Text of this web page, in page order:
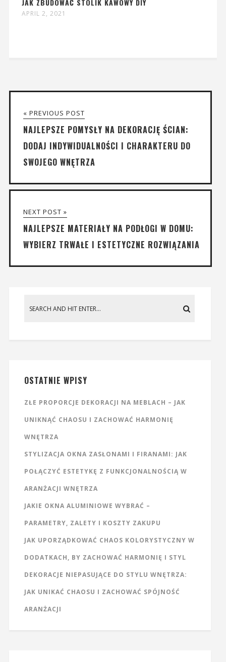
JAK ZBUDOWAĆ STOLIK KAWOWY DIY
APRIL 2, 2021
« PREVIOUS POST
NAJLEPSZE POMYSŁY NA DEKORACJĘ ŚCIAN:
DODAJ INDYWIDUALNOŚCI I CHARAKTERU DO
SWOJEGO WNĘTRZA
NEXT POST »
NAJLEPSZE MATERIAŁY NA PODŁOGI W DOMU:
WYBIERZ TRWAŁE I ESTETYCZNE ROZWIĄZANIA
OSTATNIE WPISY
ZŁE PROPORCJE DEKORACJI NA MEBLACH – JAK
UNIKNĄĆ CHAOSU I ZACHOWAĆ HARMONIĘ
WNĘTRZA
STYLIZACJA OKNA ZASŁONAMI I FIRANAMI: JAK
POŁĄCZYĆ ESTETYKĘ Z FUNKCJONALNOŚCIĄ W
ARANŻACJI WNĘTRZA
JAKIE OKNA ALUMINIOWE WYBRAĆ –
PARAMETRY, ZALETY I KOSZTY ZAKUPU
JAK UPORZĄDKOWAĆ CHAOS KOLORYSTYCZNY W
DODATKACH, BY ZACHOWAĆ HARMONIĘ I STYL
DEKORACJE NIEPASUJĄCE DO STYLU WNĘTRZA:
JAK UNIKAĆ CHAOSU I ZACHOWAĆ SPÓJNOŚĆ
ARANŻACJI